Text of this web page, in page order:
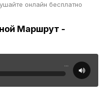
онлайн бесплатно
Маршрут -
...